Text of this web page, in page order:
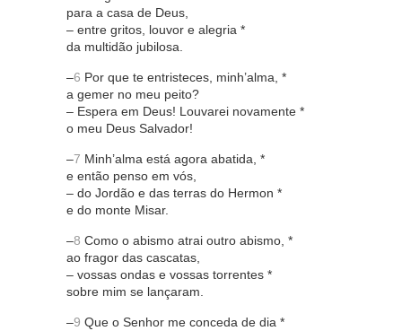
para a casa de Deus,
– entre gritos, louvor e alegria *
da multidão jubilosa.
–6 Por que te entristeces, minh’alma, *
a gemer no meu peito?
– Espera em Deus! Louvarei novamente *
o meu Deus Salvador!
–7 Minh’alma está agora abatida, *
e então penso em vós,
– do Jordão e das terras do Hermon *
e do monte Misar.
–8 Como o abismo atrai outro abismo, *
ao fragor das cascatas,
– vossas ondas e vossas torrentes *
sobre mim se lançaram.
–9 Que o Senhor me conceda de dia *